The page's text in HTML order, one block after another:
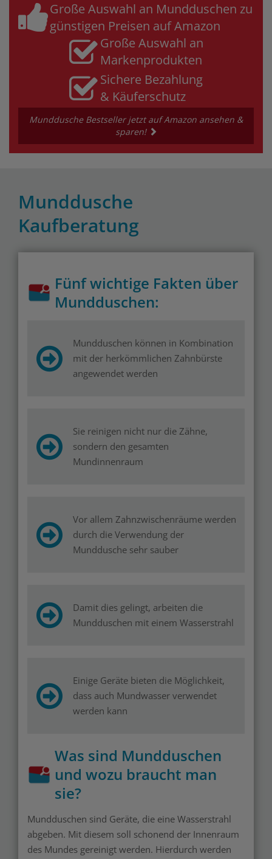
Große Auswahl an Mundduschen zu
günstigen Preisen auf Amazon
Große Auswahl an
Markenprodukten
Sichere Bezahlung
& Käuferschutz
Munddusche Bestseller jetzt auf Amazon ansehen &
sparen!
Munddusche
Kaufberatung
Fünf wichtige Fakten über
Mundduschen:
Mundduschen können in Kombination
mit der herkömmlichen Zahnbürste
angewendet werden
Sie reinigen nicht nur die Zähne,
sondern den gesamten
Mundinnenraum
Vor allem Zahnzwischenräume werden
durch die Verwendung der
Munddusche sehr sauber
Damit dies gelingt, arbeiten die
Mundduschen mit einem Wasserstrahl
Einige Geräte bieten die Möglichkeit,
dass auch Mundwasser verwendet
werden kann
Was sind Mundduschen
und wozu braucht man
sie?
Mundduschen sind Geräte, die eine Wasserstrahl
abgeben. Mit diesem soll schonend der Innenraum
des Mundes gereinigt werden. Hierdurch werden